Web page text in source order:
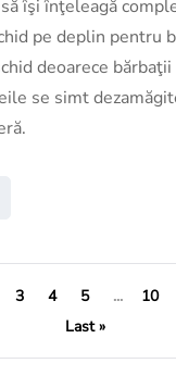
îşi înţeleagă
pe deplin pentru
deoarece
se simt
3 4 5 ... 10
Last »